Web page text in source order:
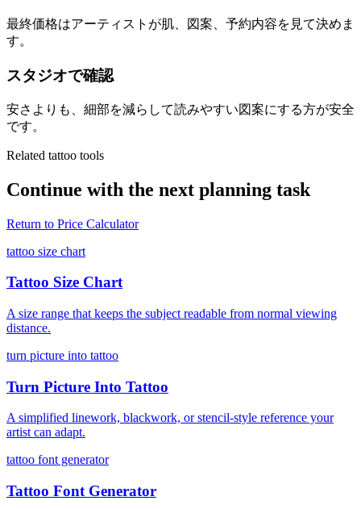
最終価格はアーティストが肌、図案、予約内容を見て決めま
す。
スタジオで確認
安さよりも、細部を減らして読みやすい図案にする方が安全
です。
Related tattoo tools
Continue with the next planning task
Return to Price Calculator
tattoo size chart
Tattoo Size Chart
A size range that keeps the subject readable from normal viewing
distance.
turn picture into tattoo
Turn Picture Into Tattoo
A simplified linework, blackwork, or stencil-style reference your
artist can adapt.
tattoo font generator
Tattoo Font Generator